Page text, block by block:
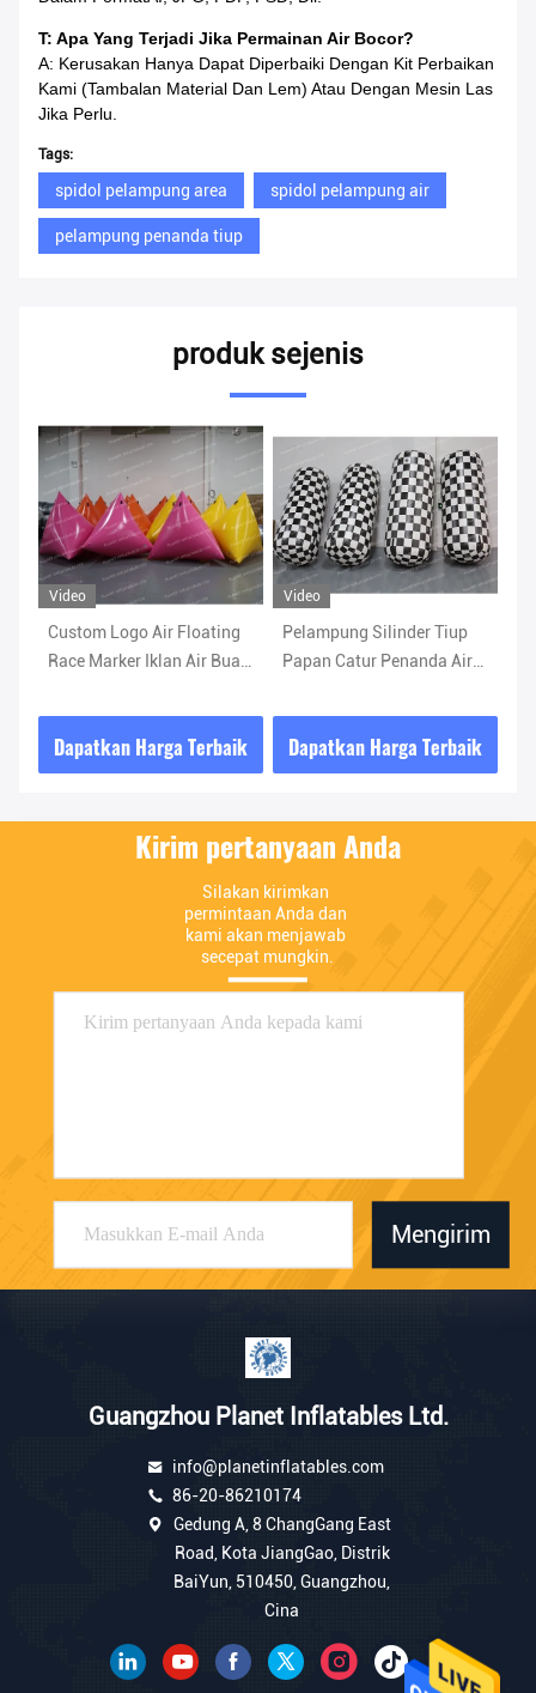
T: Apa Yang Terjadi Jika Permainan Air Bocor?
A: Kerusakan Hanya Dapat Diperbaiki Dengan Kit Perbaikan
Kami (tambalan Material Dan Lem) Atau Dengan Mesin Las
Jika Perlu.
Tags:
spidol pelampung area spidol pelampung air
pelampung penanda tiup
produk sejenis
Video
Custom Logo Air Floating
Race Marker Iklan Air Buay
Menandai Buay Inflatable
untuk Penanda Balapan
Dapatkan Harga Terbaik
Video
Pelampung Silinder Tiup
Papan Catur Penanda Air
Dapatkan Harga Terbaik
Kirim pertanyaan Anda
Silakan kirimkan
permintaan Anda dan
kami akan menjawab
secepat mungkin.
Mengirim
Guangzhou Planet Inflatables Ltd.
info@planetinflatables.com
86-20-86210174
Gedung A, 8 ChangGang East
Road, Kota JiangGao, Distrik
BaiYun, 510450, Guangzhou,
Cina